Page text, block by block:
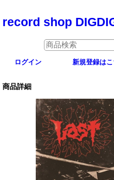
record shop
ログイン 新規登録は
商品詳細